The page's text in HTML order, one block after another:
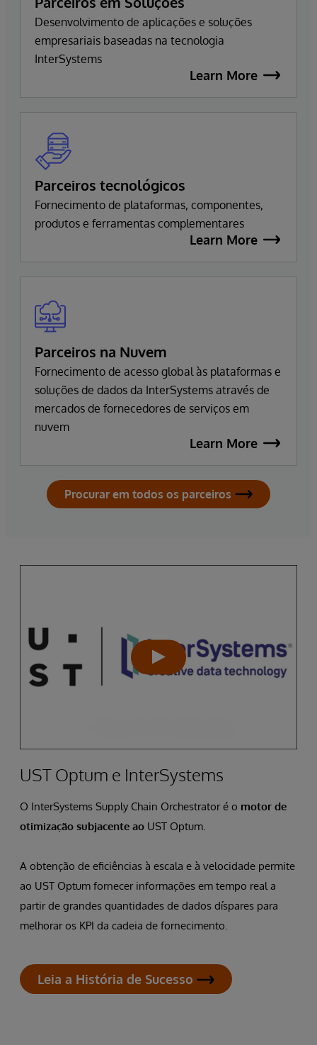
Desenvolvimento de aplicações e soluções
empresariais baseadas na tecnologia
InterSystems
Learn More
Parceiros tecnológicos
Fornecimento de plataformas, componentes,
produtos e ferramentas complementares
Learn More
Parceiros na Nuvem
Fornecimento de acesso global às plataformas e
soluções de dados da InterSystems através de
mercados de fornecedores de serviços em
nuvem
Learn More
Procurar em todos os parceiros
UST Optum e InterSystems
O InterSystems Supply Chain Orchestrator é o motor de
otimização subjacente ao UST Optum.
A obtenção de eficiências à escala e à velocidade permite
ao UST Optum fornecer informações em tempo real a
partir de grandes quantidades de dados díspares para
melhorar os KPI da cadeia de fornecimento.
Leia a História de Sucesso